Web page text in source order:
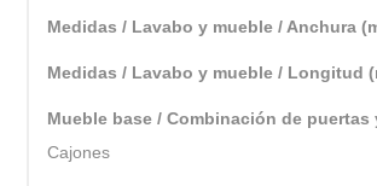
Medidas / Lavabo y mueble / Anchura
Medidas / Lavabo y mueble / Longitud
Mueble base / Combinación de
Cajones